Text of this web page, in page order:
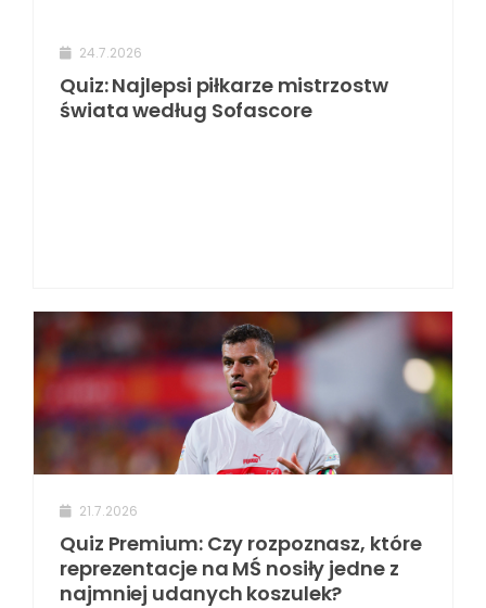
24.7.2026
Quiz: Najlepsi piłkarze mistrzostw
świata według Sofascore
21.7.2026
Quiz Premium: Czy rozpoznasz, które
reprezentacje na MŚ nosiły jedne z
najmniej udanych koszulek?